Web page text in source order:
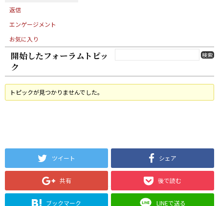
返信
エンゲージメント
お気に入り
開始したフォーラムトピッ
ク
トピックが見つかりませんでした。
ツイート シェア
共有 後で読む
ブックマーク LINEで送る